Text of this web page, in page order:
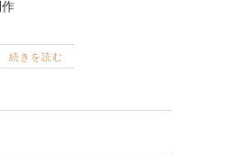
続きを読む